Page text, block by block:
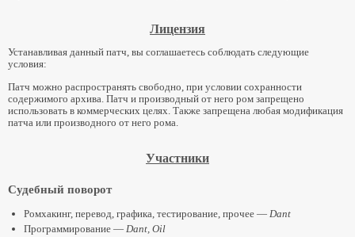
Лицензия
Устанавливая данный патч, вы соглашаетесь соблюдать следующие
условия:
Патч можно распространять свободно, при условии сохранности
содержимого архива. Патч и производный от него ром запрещено
использовать в коммерческих целях. Также запрещена любая модификация
патча или производного от него рома.
Участники
Судебный поворот
Ромхакинг, перевод, графика, тестирование, прочее — Dant
Программирование — Dant, Oil